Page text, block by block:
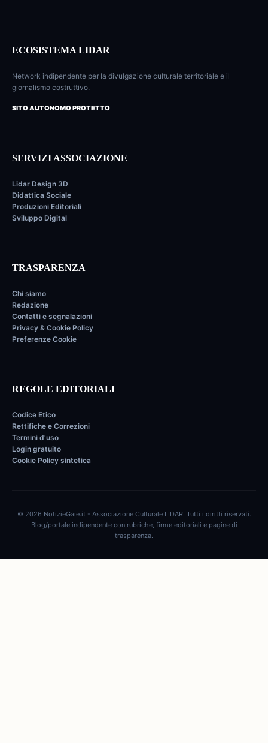
ECOSISTEMA LIDAR
Network indipendente per la divulgazione culturale territoriale e il
giornalismo costruttivo.
SITO AUTONOMO PROTETTO
SERVIZI ASSOCIAZIONE
Lidar Design 3D
Didattica Sociale
Produzioni Editoriali
Sviluppo Digital
TRASPARENZA
Chi siamo
Redazione
Contatti e segnalazioni
Privacy & Cookie Policy
Preferenze Cookie
REGOLE EDITORIALI
Codice Etico
Rettifiche e Correzioni
Termini d'uso
Login gratuito
Cookie Policy sintetica
© 2026 NotizieGaie.it - Associazione Culturale LIDAR. Tutti i diritti riservati.
Blog/portale indipendente con rubriche, firme editoriali e pagine di
trasparenza.